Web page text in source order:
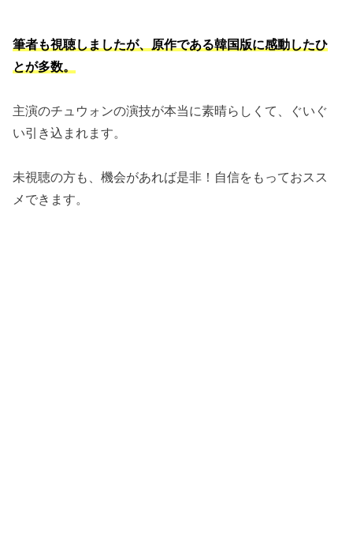
筆者も視聴しましたが、原作である韓国版に感動したひ
とが多数。
主演のチュウォンの演技が本当に素晴らしくて、ぐいぐ
い引き込まれます。
未視聴の方も、機会があれば是非！自信をもっておスス
メできます。